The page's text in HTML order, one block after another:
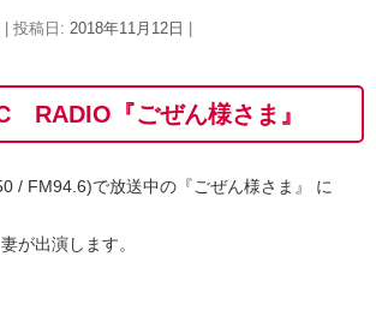
| 投稿日: 2018年11月12日
RADIO『ごぜん様さま』
/ FM94.6)で放送中の『ごぜん様さま』 に
が出演します。